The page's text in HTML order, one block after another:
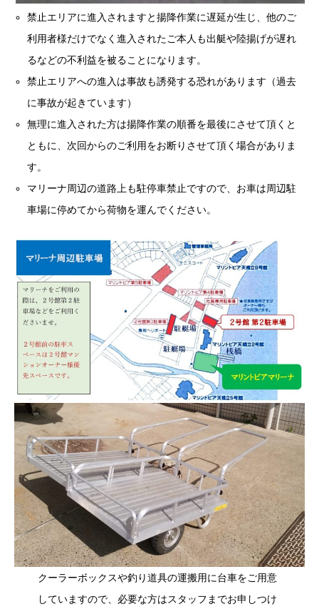
禁止エリアに進入されますと揚降作業に遅延が生じ、他のご
利用者様だけでなく進入されたご本人も出艇や陸揚げが遅れ
るなどの不利益を被ることになります。
禁止エリアへの進入は事故も誘発する恐れがあります（過去
に事故が起きています）
無理に進入された方は揚降作業の順番を最後にさせて頂くと
ともに、次回からのご利用をお断りさせて頂く場合がありま
す。
マリーナ周辺の道路上も駐停車禁止ですので、お車は周辺駐
車場に停めてから荷物を運んでください。
クーラーボックスや釣り道具の運搬用に台車をご用意
していますので、必要な方はスタッフまでお申しつけ